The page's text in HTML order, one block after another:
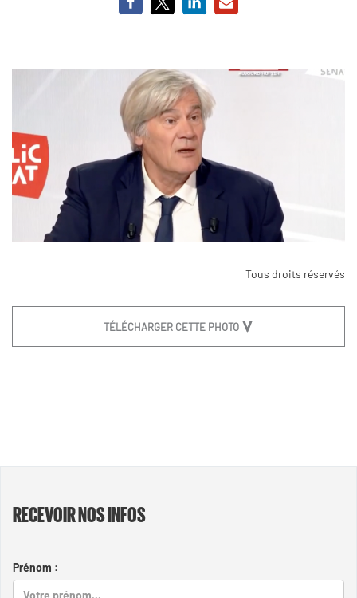
Tous droits réservés
TÉLÉCHARGER CETTE PHOTO
RECEVOIR NOS INFOS
Prénom :